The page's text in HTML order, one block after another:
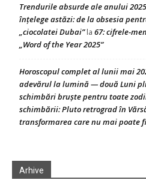
Trendurile absurde ale anului
înțelege astăzi: de la obsesia
„ciocolatei Dubai”la 67: cifrele-
„Word of the Year 2025”
Horoscopul complet al lunii mai
adevărul la lumină — două Luni
schimbări bruște pentru toate
schimbării: Pluto retrograd în
transformarea care nu mai poate
Arhive